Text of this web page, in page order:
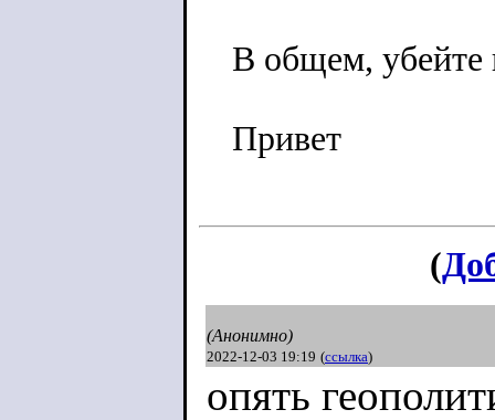
В общем, убейте
Привет
(
(Анонимно)
2022-12-03 19:19 (ссылка)
опять